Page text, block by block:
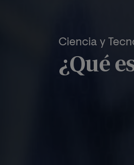
Ciencia y
¿Qué